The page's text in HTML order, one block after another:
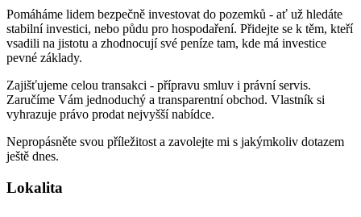
Pomáháme lidem bezpečně investovat do pozemků - ať už hledáte
stabilní investici, nebo půdu pro hospodaření. Přidejte se k těm, kteří
vsadili na jistotu a zhodnocují své peníze tam, kde má investice
pevné základy.
Zajišťujeme celou transakci - přípravu smluv i právní servis.
Zaručíme Vám jednoduchý a transparentní obchod. Vlastník si
vyhrazuje právo prodat nejvyšší nabídce.
Nepropásněte svou příležitost a zavolejte mi s jakýmkoliv dotazem
ještě dnes.
Lokalita